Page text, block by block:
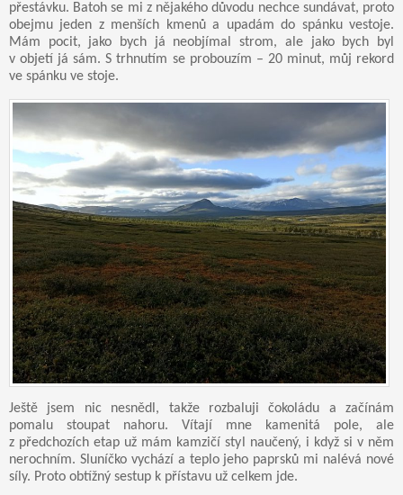
přestávku. Batoh se mi z nějakého důvodu nechce sundávat, proto
obejmu jeden z menších kmenů a upadám do spánku vestoje.
Mám pocit, jako bych já neobjímal strom, ale jako bych byl
v objetí já sám. S trhnutím se probouzím – 20 minut, můj rekord
ve spánku ve stoje.
Ještě jsem nic nesnědl, takže rozbaluji čokoládu a začínám
pomalu stoupat nahoru. Vítají mne kamenitá pole, ale
z předchozích etap už mám kamzičí styl naučený, i když si v něm
nerochním. Sluníčko vychází a teplo jeho paprsků mi nalévá nové
síly. Proto obtížný sestup k přístavu už celkem jde.